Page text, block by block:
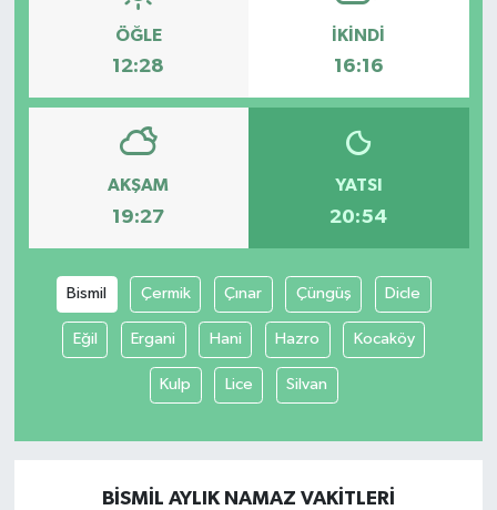
ÖĞLE
12:28
İKINDI
16:16
AKŞAM
19:27
YATSI
20:54
Bismil Çermik Çınar Çüngüş Dicle
Eğil Ergani Hani Hazro Kocaköy
Kulp Lice Silvan
BISMIL AYLIK NAMAZ VAKITLERI